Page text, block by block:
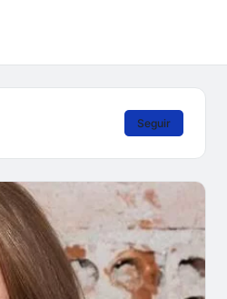
Seguir